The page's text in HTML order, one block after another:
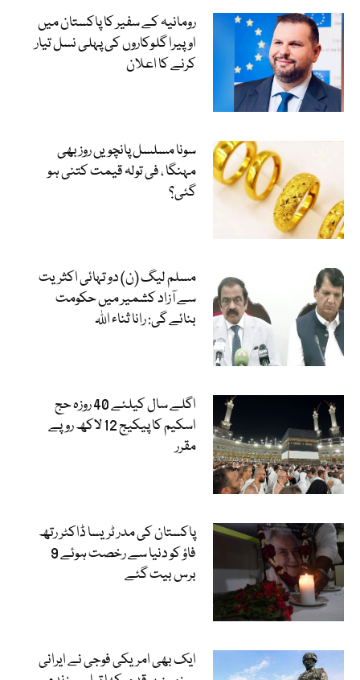
رومانیہ کے سفیر کا پاکستان میں
اوپیرا گلوکاروں کی پہلی نسل تیار
کرنے کا اعلان
سونا مسلسل پانچویں روز بھی
مہنگا ، فی تولہ قیمت کتنی ہو
گئی؟
مسلم لیگ (ن) دو تہائی اکثریت
سے آزاد کشمیر میں حکومت
بنائے گی: رانا ثناء اللہ
اگلے سال کیلئے 40 روزہ حج
اسکیم کا پیکیج 12 لاکھ روپے
مقرر
پاکستان کی مدر ٹریسا ڈاکٹر رتھ
فاؤ کو دنیا سے رخصت ہوئے 9
برس بیت گئے
ایک بھی امریکی فوجی نے ایرانی